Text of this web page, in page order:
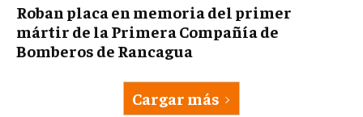
Roban placa en memoria del primer
mártir de la Primera Compañía de
Bomberos de Rancagua
Cargar más